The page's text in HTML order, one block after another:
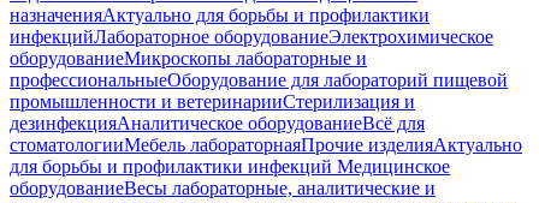
назначенияАктуально для борьбы и профилактики
инфекцийЛабораторное оборудованиеЭлектрохимическое
оборудованиеМикроскопы лабораторные и
профессиональныеОборудование для лабораторий пищевой
промышленности и ветеринарииСтерилизация и
дезинфекцияАналитическое оборудованиеВсё для
стоматологииМебель лабораторнаяПрочие изделияАктуально
для борьбы и профилактики инфекций Медицинское
оборудованиеВесы лабораторные, аналитические и